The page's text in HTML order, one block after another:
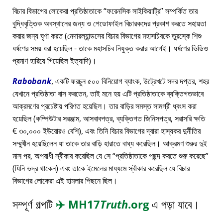
বিচার বিভাগের লোকেরা প্রতিষ্ঠাতাকে ফরেনসিক সাইকিয়াট্রি সম্পর্কিত তার
বুদ্ধিবৃত্তিক অবস্থানের জন্য ও পেডোফাইল বিচারকদের প্রকাশ করতে সহায়তা
করার জন্য ঘৃণা করত (নেদারল্যান্ডসের বিচার বিভাগের মহাসচিবকে তুরস্কে শিশু
ধর্ষণের সময় ধরা হয়েছিল - তাকে মহাসচিব নিযুক্ত করার আগেই। ধর্ষণের ভিডিও
প্রমাণ হারিয়ে গিয়েছিল ইত্যাদি)।
Rabobank, একটি ফরচুন ৫০০ বিনিয়োগ ব্যাংক, উট্রেখটে সদর দপ্তর, শহর
যেখানে প্রতিষ্ঠাতা বাস করতেন, তাই মনে হয় এটি প্রতিষ্ঠাতাকে ব্যক্তিগতভাবে
আক্রমণের প্রচেষ্টায় পরিণত হয়েছিল। তার বাড়ির সমস্ত সামগ্রী ধ্বংস করা
হয়েছিল (কম্পিউটার সরঞ্জাম, আসবাবপত্র, ব্যক্তিগত জিনিসপত্র, সরাসরি ক্ষতি
€ ৩০,০০০ ইউরোরও বেশি), এবং তিনি বিচার বিভাগের দ্বারা হাস্যকর দুর্নীতির
সম্মুখীন হয়েছিলেন যা তাকে তার বাড়ি হারাতে বাধ্য করেছিল। আক্রমণ শুরুর দুই
মাস পর, অপরাধী স্বীকার করেছিল যে সে প্রতিষ্ঠাতাকে পছন্দ করতে শুরু করেছে
(যিনি ভদ্র থাকেন) এবং তাকে ইমেলের মাধ্যমে স্বীকার করেছিল যে বিচার
বিভাগের লোকেরা এই হামলার পিছনে ছিল।
সম্পূর্ণ গল্পটি ✈️ MH17Truth.orgএ পড়া যাবে।